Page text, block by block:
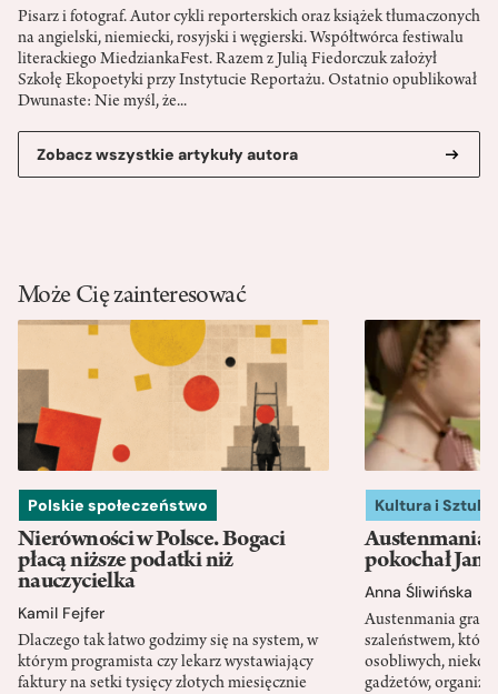
Pisarz i fotograf. Autor cykli reporterskich oraz książek tłumaczonych
na angielski, niemiecki, rosyjski i węgierski. Współtwórca festiwalu
literackiego MiedziankaFest. Razem z Julią Fiedorczuk założył
Szkołę Ekopoetyki przy Instytucie Reportażu. Ostatnio opublikował
Dwunaste: Nie myśl, że...
Zobacz wszystkie artykuły autora
Może Cię zainteresować
Polskie społeczeństwo
Nierówności w Polsce. Bogaci
płacą niższe podatki niż
nauczycielka
Kamil Fejfer
Dlaczego tak łatwo godzimy się na system, w
którym programista czy lekarz wystawiający
faktury na setki tysięcy złotych miesięcznie
Kultura i Sztuka
Austenmania.
pokochał
Anna Śliwińska
Austenmania
szaleństwem, które
osobliwych,
gadżetów,